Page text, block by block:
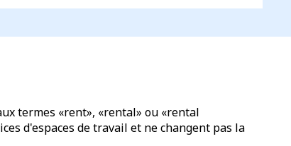
termes «rent», «rental» ou «rental
d'espaces de travail et ne changent pas la